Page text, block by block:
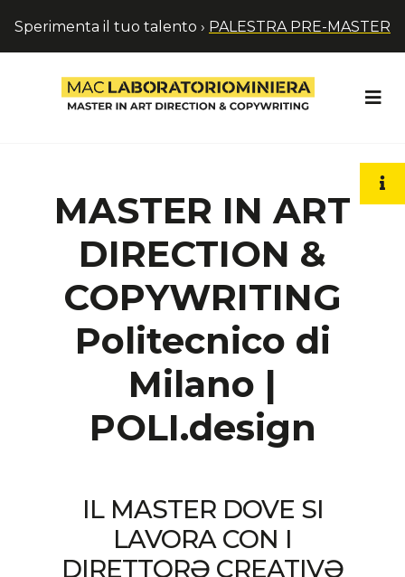
Sperimenta il tuo talento › PALESTRA PRE-MASTER
MASTER IN ART
DIRECTION &
COPYWRITING
Politecnico di
Milano |
POLI.design
IL MASTER DOVE SI
LAVORA CON I
DIRETTORƏ CREATIVƏ